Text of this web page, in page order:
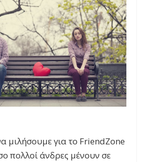
μιλήσουμε για το FriendZone
πολλοί άνδρες μένουν σε